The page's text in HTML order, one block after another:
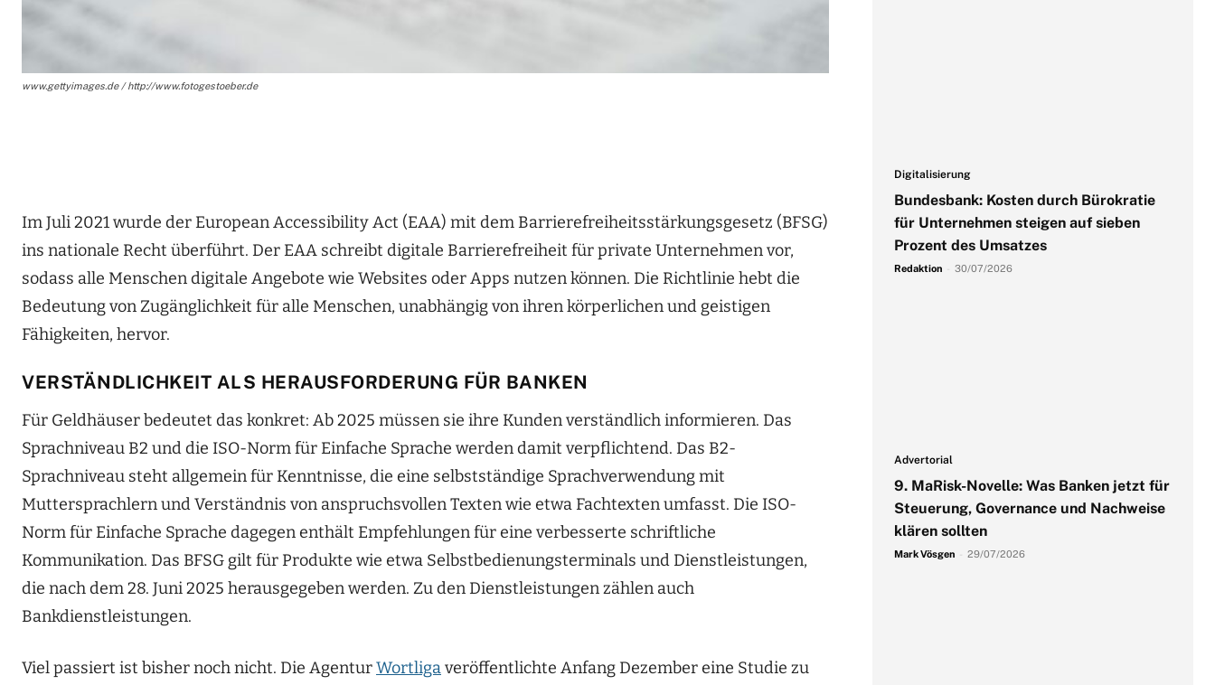
www.gettyimages.de / http://www.fotogestoeber.de
Im Juli 2021 wurde der European Accessibility Act (EAA) mit dem Barrierefreiheitsstärkungsgesetz (BFSG)
ins nationale Recht überführt. Der EAA schreibt digitale Barrierefreiheit für private Unternehmen vor,
sodass alle Menschen digitale Angebote wie Websites oder Apps nutzen können. Die Richtlinie hebt die
Bedeutung von Zugänglichkeit für alle Menschen, unabhängig von ihren körperlichen und geistigen
Fähigkeiten, hervor.
VERSTÄNDLICHKEIT ALS HERAUSFORDERUNG FÜR BANKEN
Für Geldhäuser bedeutet das konkret: Ab 2025 müssen sie ihre Kunden verständlich informieren. Das
Sprachniveau B2 und die ISO-Norm für Einfache Sprache werden damit verpflichtend. Das B2-
Sprachniveau steht allgemein für Kenntnisse, die eine selbstständige Sprachverwendung mit
Muttersprachlern und Verständnis von anspruchsvollen Texten wie etwa Fachtexten umfasst. Die ISO-
Norm für Einfache Sprache dagegen enthält Empfehlungen für eine verbesserte schriftliche
Kommunikation. Das BFSG gilt für Produkte wie etwa Selbstbedienungsterminals und Dienstleistungen,
die nach dem 28. Juni 2025 herausgegeben werden. Zu den Dienstleistungen zählen auch
Bankdienstleistungen.
Viel passiert ist bisher noch nicht. Die AgenturWortligaveröffentlichte Anfang Dezember eine Studie zu
Digitalisierung
Bundesbank: Kosten durch Bürokratie
für Unternehmen steigen auf sieben
Prozent des Umsatzes
Redaktion 30/07/2026
Advertorial
9. MaRisk-Novelle: Was Banken jetzt für
Steuerung, Governance und Nachweise
klären sollten
Mark Vösgen 29/07/2026